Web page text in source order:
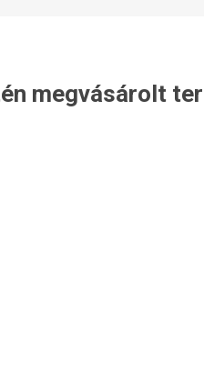
megvásárolt